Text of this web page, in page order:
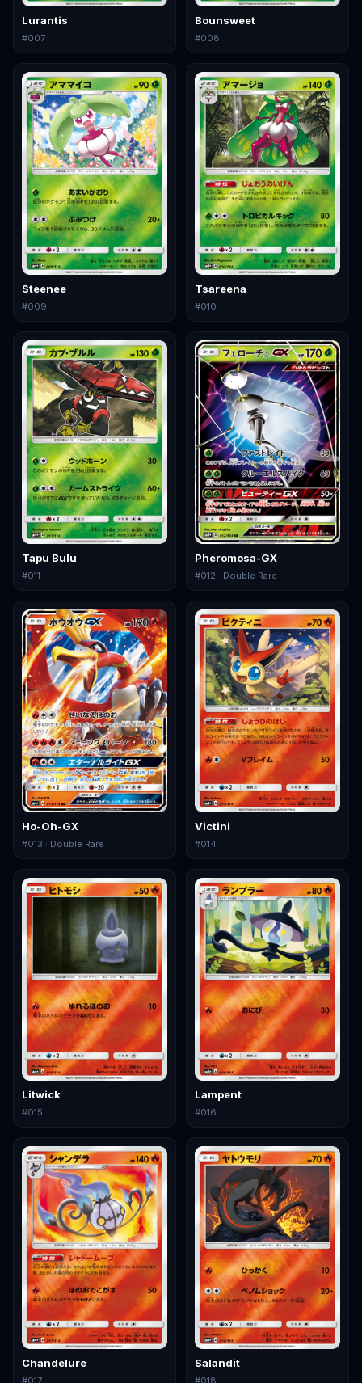
Lurantis
#007
Bounsweet
#008
Steenee
#009
Tsareena
#010
Tapu Bulu
#011
Pheromosa-GX
#012 · Double Rare
Ho-Oh-GX
#013 · Double Rare
Victini
#014
Litwick
#015
Lampent
#016
Chandelure Salandit